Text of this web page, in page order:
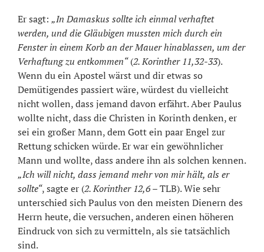
Er sagt: „In Damaskus sollte ich einmal verhaftet
werden, und die Gläubigen mussten mich durch ein
Fenster in einem Korb an der Mauer hinablassen, um der
Verhaftung zu entkommen“(2. Korinther 11,32-33).
Wenn du ein Apostel wärst und dir etwas so
Demütigendes passiert wäre, würdest du vielleicht
nicht wollen, dass jemand davon erfährt. Aber Paulus
wollte nicht, dass die Christen in Korinth denken, er
sei ein großer Mann, dem Gott ein paar Engel zur
Rettung schicken würde. Er war ein gewöhnlicher
Mann und wollte, dass andere ihn als solchen kennen.
„Ich will nicht, dass jemand mehr von mir hält, als er
sollte“, sagte er (2. Korinther 12,6– TLB). Wie sehr
unterschied sich Paulus von den meisten Dienern des
Herrn heute, die versuchen, anderen einen höheren
Eindruck von sich zu vermitteln, als sie tatsächlich
sind.